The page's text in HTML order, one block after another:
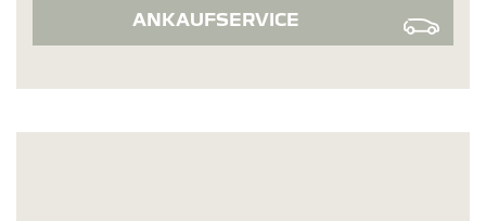
ANKAUFSERVICE